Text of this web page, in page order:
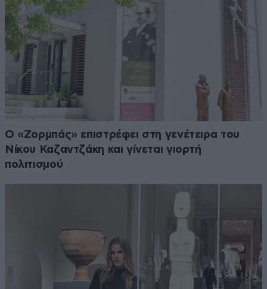
Ο «Ζορμπάς» επιστρέφει στη γενέτειρα του
Νίκου Καζαντζάκη και γίνεται γιορτή
πολιτισμού